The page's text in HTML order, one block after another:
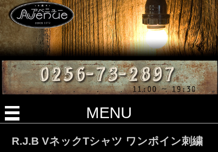
MENU
R.J.B VネックTシャツ ワンポイン刺繍